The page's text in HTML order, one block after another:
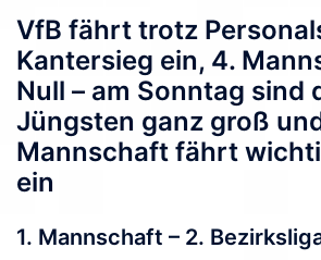
VfB fährt trotz
Kantersieg ein, 4.
Null – am Sonntag sind
Jüngsten ganz groß
Mannschaft fährt
ein
1. Mannschaft – 2.